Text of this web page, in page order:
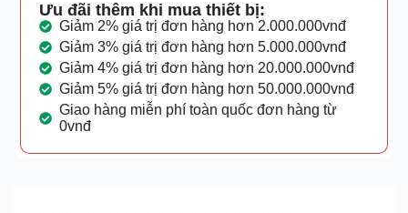
Ưu đãi thêm khi mua thiết bị:
Giảm 2% giá trị đơn hàng hơn 2.000.000vnđ
Giảm 3% giá trị đơn hàng hơn 5.000.000vnđ
Giảm 4% giá trị đơn hàng hơn 20.000.000vnđ
Giảm 5% giá trị đơn hàng hơn 50.000.000vnđ
Giao hàng miễn phí toàn quốc đơn hàng từ
0vnđ